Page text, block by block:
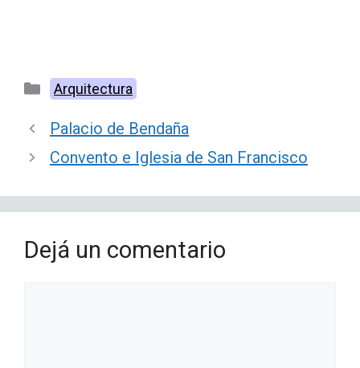
Categorías
Arquitectura
Palacio de Bendaña
Convento e Iglesia de San Francisco
Dejá un comentario